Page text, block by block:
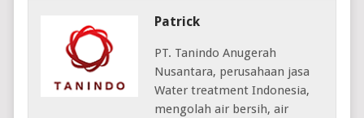
Patrick
PT. Tanindo Anugerah
Nusantara, perusahaan jasa
Water treatment Indonesia,
mengolah air bersih, air